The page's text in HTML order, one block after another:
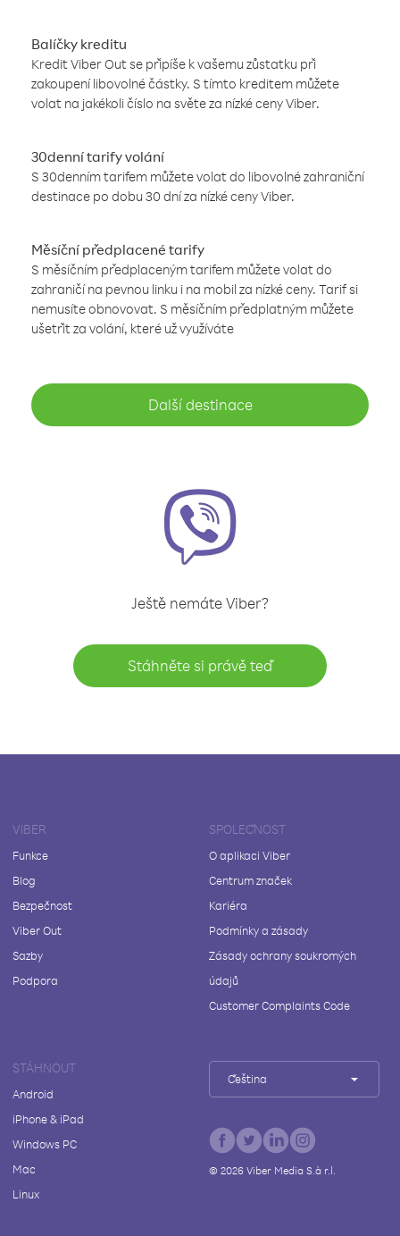
Balíčky kreditu
Kredit Viber Out se připíše k vašemu zůstatku při
zakoupení libovolné částky. S tímto kreditem můžete
volat na jakékoli číslo na světe za nízké ceny Viber.
30denní tarify volání
S 30denním tarifem můžete volat do libovolné zahraniční
destinace po dobu 30 dní za nízké ceny Viber.
Měsíční předplacené tarify
S měsíčním předplaceným tarifem můžete volat do
zahraničí na pevnou linku i na mobil za nízké ceny. Tarif si
nemusíte obnovovat. S měsíčním předplatným můžete
ušetřit za volání, které už využíváte
Další destinace
Ještě nemáte Viber?
Stáhněte si právě teď
VIBER
Funkce
Blog
Bezpečnost
Viber Out
Sazby
Podpora
SPOLEČNOST
O aplikaci Viber
Centrum značek
Kariéra
Podmínky a zásady
Zásady ochrany soukromých
údajů
Customer Complaints Code
STÁHNOUT
Android
iPhone & iPad
Windows PC
Mac
Linux
Čeština
© 2026Viber Media S.à r.l.